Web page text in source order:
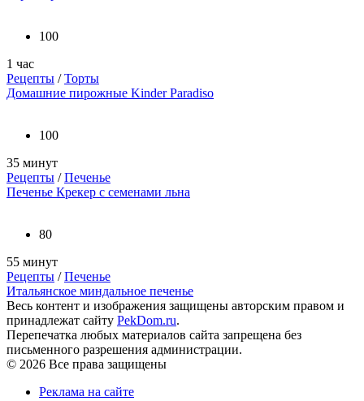
100
1 час
Рецепты /Торты
Домашние пирожные Kinder Paradiso
100
35 минут
Рецепты /Печенье
Печенье Крекер с семенами льна
80
55 минут
Рецепты /Печенье
Итальянское миндальное печенье
Весь контент и изображения защищены авторским правом и
принадлежат сайту PekDom.ru.
Перепечатка любых материалов сайта запрещена без
письменного разрешения администрации.
© 2026 Все права защищены
Реклама на сайте